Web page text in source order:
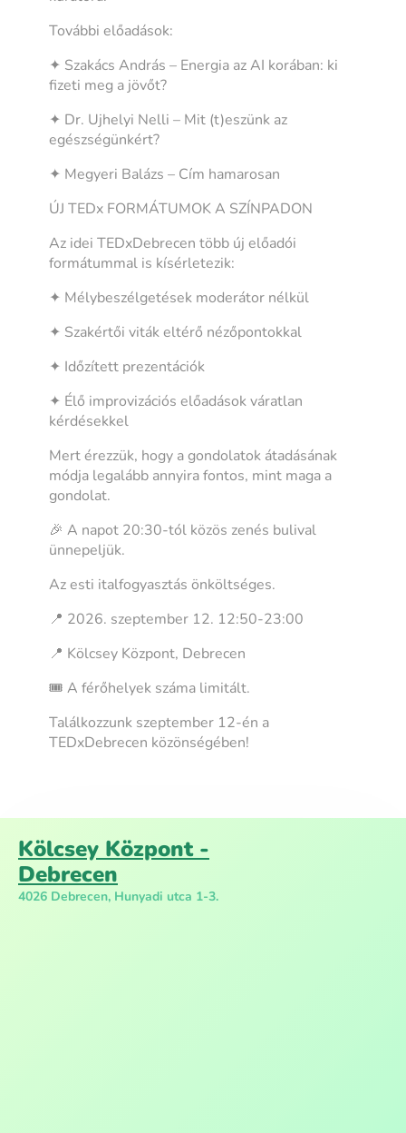
További előadások:
✦ Szakács András – Energia az AI korában: ki
fizeti meg a jövőt?
✦ Dr. Ujhelyi Nelli – Mit (t)eszünk az
egészségünkért?
✦ Megyeri Balázs – Cím hamarosan
ÚJ TEDx FORMÁTUMOK A SZÍNPADON
Az idei TEDxDebrecen több új előadói
formátummal is kísérletezik:
✦ Mélybeszélgetések moderátor nélkül
✦ Szakértői viták eltérő nézőpontokkal
✦ Időzített prezentációk
✦ Élő improvizációs előadások váratlan
kérdésekkel
Mert érezzük, hogy a gondolatok átadásának
módja legalább annyira fontos, mint maga a
gondolat.
🎉 A napot 20:30-tól közös zenés bulival
ünnepeljük.
Az esti italfogyasztás önköltséges.
📍 2026. szeptember 12. 12:50-23:00
📍 Kölcsey Központ, Debrecen
🎟️ A férőhelyek száma limitált.
Találkozzunk szeptember 12-én a
TEDxDebrecen közönségében!
Kölcsey Központ -
Debrecen
4026 Debrecen, Hunyadi utca 1-3.